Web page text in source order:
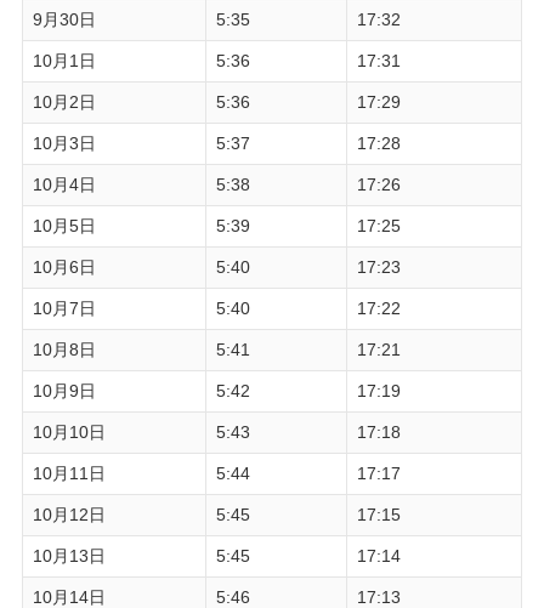
9月30日 5:35 17:32
10月1日 5:36 17:31
10月2日 5:36 17:29
10月3日 5:37 17:28
10月4日 5:38 17:26
10月5日 5:39 17:25
10月6日 5:40 17:23
10月7日 5:40 17:22
10月8日 5:41 17:21
10月9日 5:42 17:19
10月10日 5:43 17:18
10月11日 5:44 17:17
10月12日 5:45 17:15
10月13日 5:45 17:14
10月14日 5:46 17:13